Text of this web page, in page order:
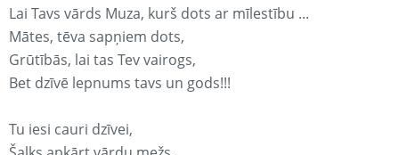
Lai Tavs vārds Muza, kurš dots ar mīlestību ...
Mātes, tēva sapņiem dots,
Grūtībās, lai tas Tev vairogs,
Bet dzīvē lepnums tavs un gods!!!
Tu iesi cauri dzīvei,